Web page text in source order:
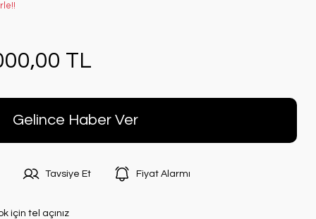
TL
Gelince Haber Ver
Tavsiye Et Fiyat Alarmı
için tel açınız